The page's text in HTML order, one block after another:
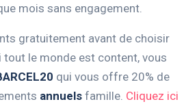
mois sans engagement.
gratuitement avant de choisir
tout le monde est content, vous
qui vous offre 20% de
annuels famille. Cliquez ici